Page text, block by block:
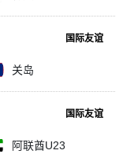
国际友谊
关岛
国际友谊
阿联酋U23